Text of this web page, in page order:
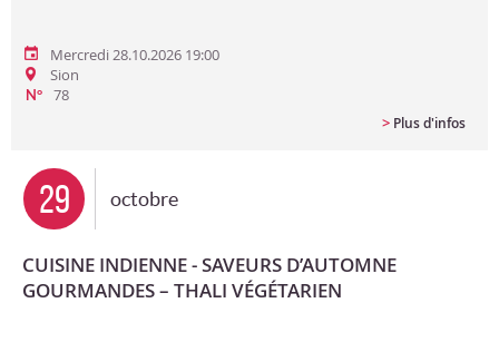
Mercredi 28.10.2026 19:00
Sion
N°
78
> Plus d'infos
29 octobre
CUISINE INDIENNE - SAVEURS D’AUTOMNE
GOURMANDES – THALI VÉGÉTARIEN